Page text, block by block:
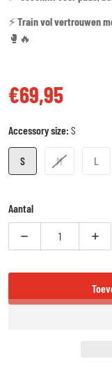
⚡Train vol vertrouwen
🥊🔥
€69,95
Accessory size: S
S M L
Aantal
Verlaag aantal voor